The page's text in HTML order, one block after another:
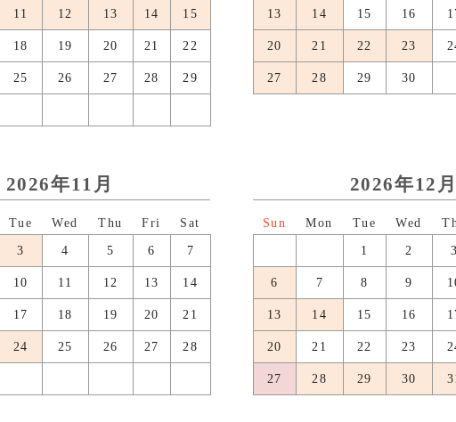
11 12 13 14 15
18 19 20 21 22
25 26 27 28 29
13 14 15 16
20 21 22 23
27 28 29 30
2026年11月
3 4 5 6 7
10 11 12 13 14
17 18 19 20 21
24 25 26 27 28
2026年12月
1 2 3
6 7 8 9
13 14 15 16
20 21 22 23
27 28 29 30